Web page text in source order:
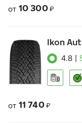
от 10 300 ₽
Ikon
4.8
от 11 740 ₽